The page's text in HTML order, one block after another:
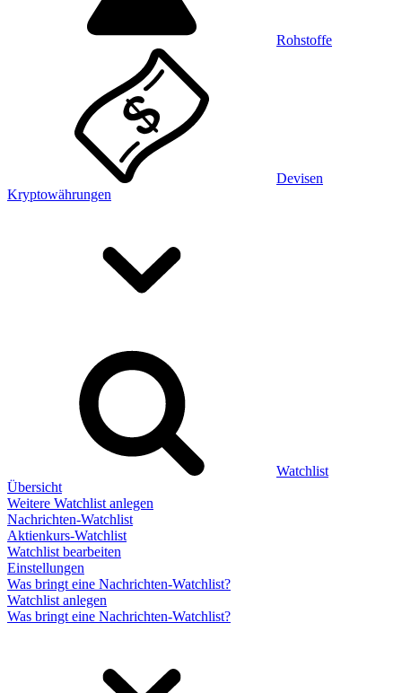
Rohstoffe
Devisen
Kryptowährungen
Watchlist
Übersicht
Weitere Watchlist anlegen
Nachrichten-Watchlist
Aktienkurs-Watchlist
Watchlist bearbeiten
Einstellungen
Was bringt eine Nachrichten-Watchlist?
Watchlist anlegen
Was bringt eine Nachrichten-Watchlist?